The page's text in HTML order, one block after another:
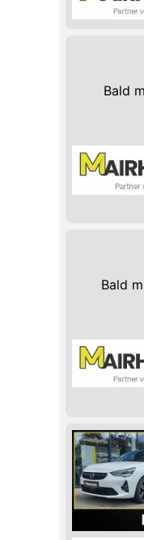
Bald
Bald